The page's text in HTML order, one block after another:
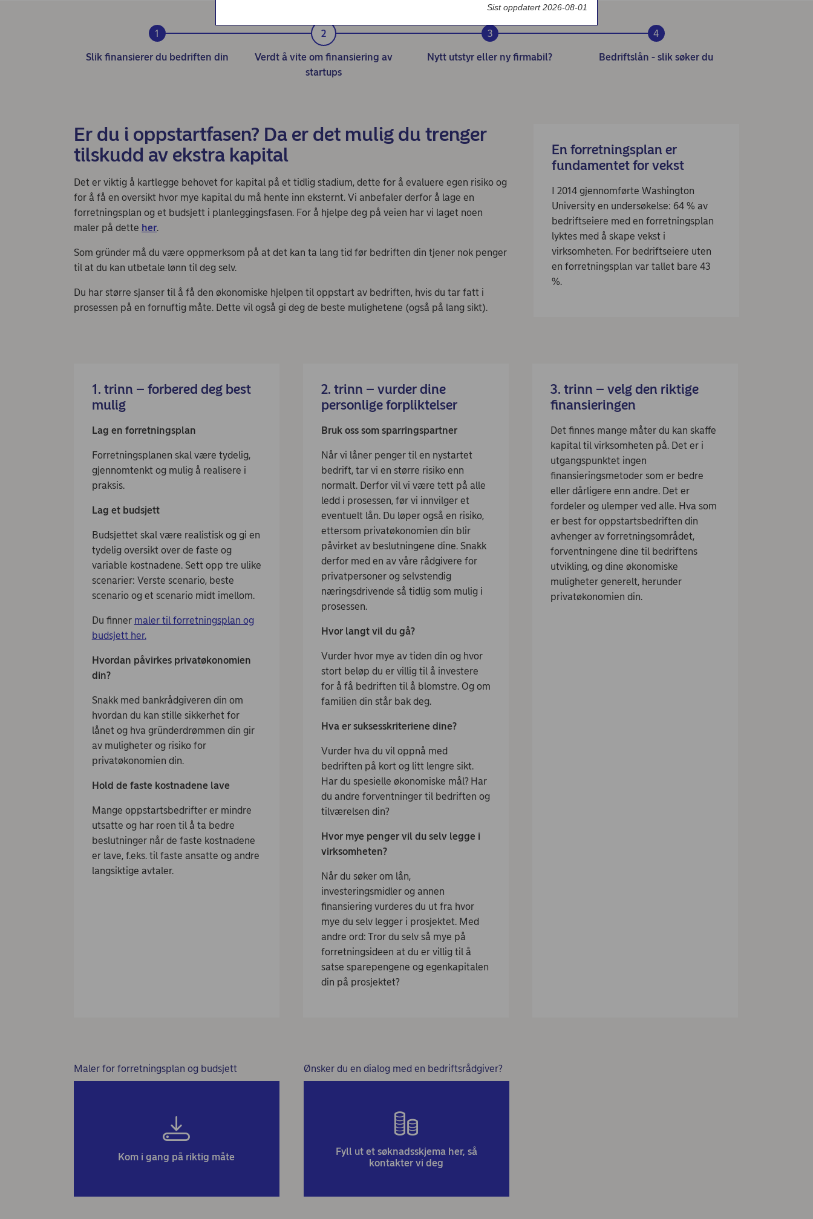
Slik finansierer du bedriften din
Verdt å vite om finansiering av
startups
Nytt utstyr eller ny firmabil? Bedriftslån - slik søker du
Er du i oppstartfasen? Da er det mulig du trenger
tilskudd av ekstra kapital
Det er viktig å kartlegge behovet for kapital på et tidlig stadium, dette for å evaluere egen risiko og
for å få en oversikt hvor mye kapital du må hente inn eksternt. Vi anbefaler derfor å lage en
forretningsplan og et budsjett i planleggingsfasen. For å hjelpe deg på veien har vi laget noen
maler på dette her.
Som gründer må du være oppmerksom på at det kan ta lang tid før bedriften din tjener nok penger
til at du kan utbetale lønn til deg selv.
Du har større sjanser til å få den økonomiske hjelpen til oppstart av bedriften, hvis du tar fatt i
prosessen på en fornuftig måte. Dette vil også gi deg de beste mulighetene (også på lang sikt).
En forretningsplan er
fundamentet for vekst
I 2014 gjennomførte Washington
University en undersøkelse: 64 % av
bedriftseiere med en forretningsplan
lyktes med å skape vekst i
virksomheten. For bedriftseiere uten
en forretningsplan var tallet bare 43
%.
1. trinn – forbered deg best
mulig
Lag en forretningsplan
Forretningsplanen skal være tydelig,
gjennomtenkt og mulig å realisere i
praksis.
Lag et budsjett
Budsjettet skal være realistisk og gi en
tydelig oversikt over de faste og
variable kostnadene. Sett opp tre ulike
scenarier: Verste scenario, beste
scenario og et scenario midt imellom.
Du finner maler til forretningsplan og
budsjett her.
Hvordan påvirkes privatøkonomien
din?
Snakk med bankrådgiveren din om
hvordan du kan stille sikkerhet for
lånet og hva gründerdrømmen din gir
av muligheter og risiko for
privatøkonomien din.
Hold de faste kostnadene lave
Mange oppstartsbedrifter er mindre
utsatte og har roen til å ta bedre
beslutninger når de faste kostnadene
er lave, f.eks. til faste ansatte og andre
langsiktige avtaler.
2. trinn – vurder dine
personlige forpliktelser
Bruk oss som sparringspartner
Når vi låner penger til en nystartet
bedrift, tar vi en større risiko enn
normalt. Derfor vil vi være tett på alle
ledd i prosessen, før vi innvilger et
eventuelt lån. Du løper også en risiko,
ettersom privatøkonomien din blir
påvirket av beslutningene dine. Snakk
derfor med en av våre rådgivere for
privatpersoner og selvstendig
næringsdrivende så tidlig som mulig i
prosessen.
Hvor langt vil du gå?
Vurder hvor mye av tiden din og hvor
stort beløp du er villig til å investere
for å få bedriften til å blomstre. Og om
familien din står bak deg.
Hva er suksesskriteriene dine?
Vurder hva du vil oppnå med
bedriften på kort og litt lengre sikt.
Har du spesielle økonomiske mål? Har
du andre forventninger til bedriften og
tilværelsen din?
Hvor mye penger vil du selv legge i
virksomheten?
Når du søker om lån,
investeringsmidler og annen
finansiering vurderes du ut fra hvor
mye du selv legger i prosjektet. Med
andre ord: Tror du selv så mye på
forretningsideen at du er villig til å
satse sparepengene og egenkapitalen
din på prosjektet?
3. trinn – velg den riktige
finansieringen
Det finnes mange måter du kan skaffe
kapital til virksomheten på. Det er i
utgangspunktet ingen
finansieringsmetoder som er bedre
eller dårligere enn andre. Det er
fordeler og ulemper ved alle. Hva som
er best for oppstartsbedriften din
avhenger av forretningsområdet,
forventningene dine til bedriftens
utvikling, og dine økonomiske
muligheter generelt, herunder
privatøkonomien din.
Maler for forretningsplan og budsjett
Kom i gang på riktig måte
Ønsker du en dialog med en bedriftsrådgiver?
Fyll ut et søknadsskjema her, så
kontakter vi deg
Sist oppdatert 2026-08-01